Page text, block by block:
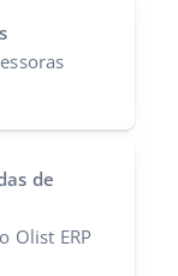
de
Olist ERP